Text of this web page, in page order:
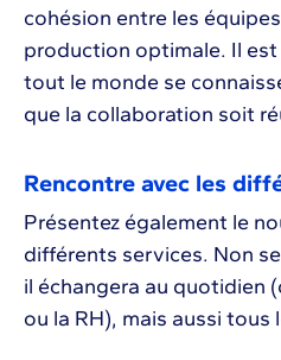
cohésion entre les
production optimale. Il
tout le monde se
que la collaboration soit
Rencontre avec les
Présentez également le
différents services. Non
il échangera au quotidien
ou la RH), mais aussi tous